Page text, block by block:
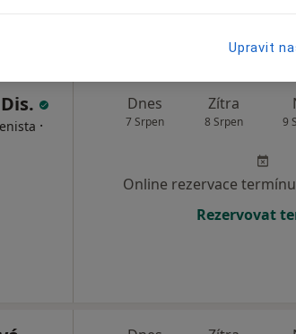
·
Dnes
7 Srpen
Zítra
8 Srpen 9
Online rezervace
Rezervovat
Upravit